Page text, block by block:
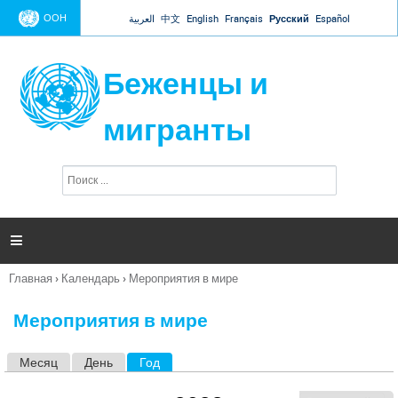
Jump to navigation
ООН العربية 中文 English Français Русский Español
Беженцы и
мигранты
п
и

Вы
Главная › Календарь › Мероприятия в мире
Мероприятия в мире
Месяц День Год